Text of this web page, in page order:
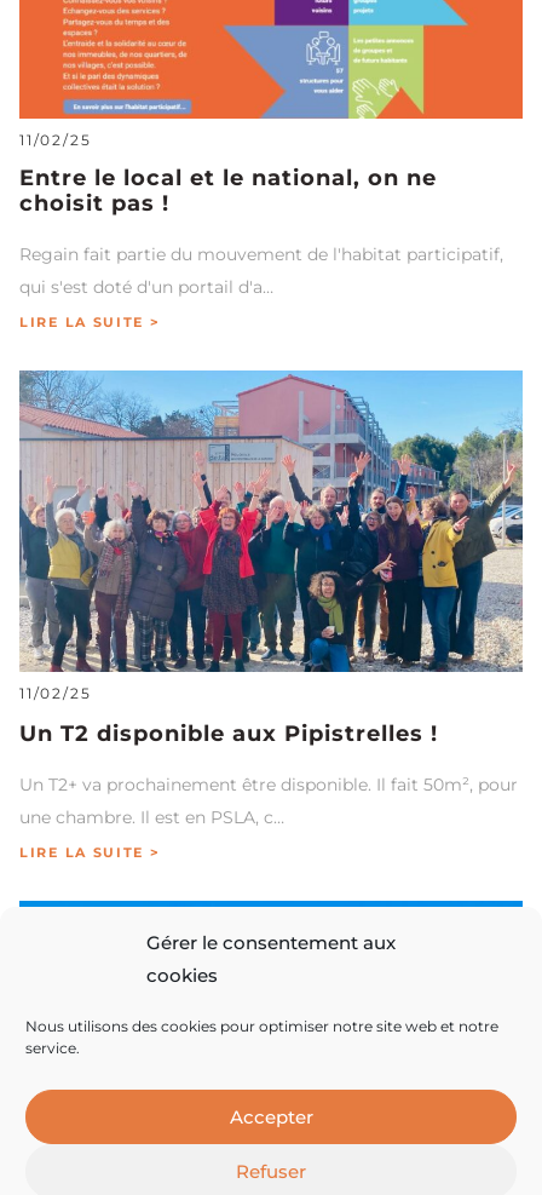
Gérer le consentement aux
cookies
Nous utilisons des cookies pour optimiser notre site web et notre
service.
Accepter
Refuser
11/02/25
Entre le local et le national, on ne
choisit pas !
Regain fait partie du mouvement de l'habitat participatif,
qui s'est doté d'un portail d'a…
LIRE LA SUITE >
11/02/25
Un T2 disponible aux Pipistrelles !
Un T2+ va prochainement être disponible. Il fait 50m², pour
une chambre. Il est en PSLA, c…
LIRE LA SUITE >